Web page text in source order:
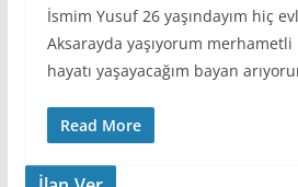
İsmim Yusuf 26 yaşındayım hiç
Aksarayda yaşıyorum
hayatı yaşayacağım bayan
Read More